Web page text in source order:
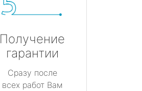
Получение
гарантии
Сразу после
всех работ Вам